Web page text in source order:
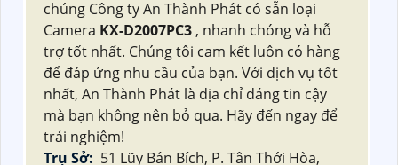
chúng Công ty An Thành Phát có sẵn loại
Camera KX-D2007PC3 , nhanh chóng và hỗ
trợ tốt nhất. Chúng tôi cam kết luôn có hàng
để đáp ứng nhu cầu của bạn. Với dịch vụ tốt
nhất, An Thành Phát là địa chỉ đáng tin cậy
mà bạn không nên bỏ qua. Hãy đến ngay để
trải nghiệm!
Trụ Sở: 51 Lũy Bán Bích, P. Tân Thới Hòa,